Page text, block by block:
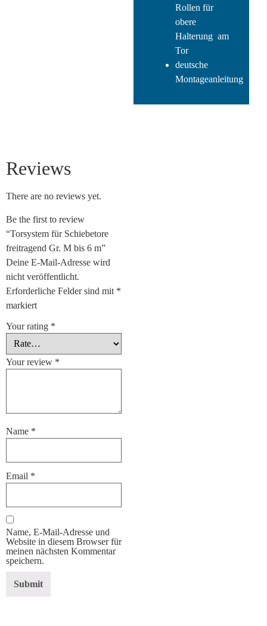
Rollen für
obere
Halterung am
Tor
deutsche
Montageanleitung
Reviews
There are no reviews yet.
Be the first to review
“Torsystem für Schiebetore
freitragend Gr. M bis 6 m”
Deine E-Mail-Adresse wird
nicht veröffentlicht.
Erforderliche Felder sind mit *
markiert
Your rating *
Your review *
Name *
Email *
Name, E-Mail-Adresse und
Website in diesem Browser für
meinen nächsten Kommentar
speichern.